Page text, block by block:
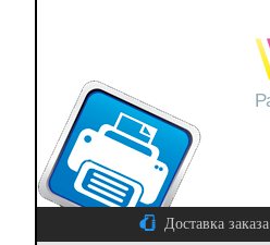
Доставка заказа